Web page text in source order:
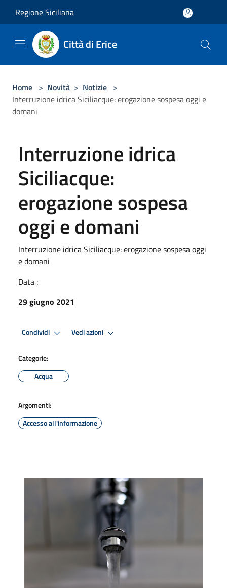
Regione Siciliana
Città di Erice
Home > Novità > Notizie >
Interruzione idrica Siciliacque: erogazione sospesa oggi e
domani
Interruzione idrica
Siciliacque:
erogazione sospesa
oggi e domani
Interruzione idrica Siciliacque: erogazione sospesa oggi
e domani
Data :
29 giugno 2021
Condividi Vedi azioni
Categorie:
Acqua
Argomenti:
Accesso all'informazione